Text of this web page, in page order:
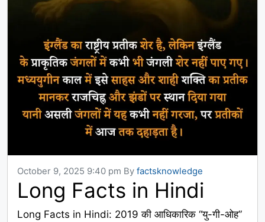
October 9, 2025 9:40 pm By factsknowledge
Long Facts in Hindi
Long Facts in Hindi: 2019 की आधिकारिक “यु-गी-ओह”